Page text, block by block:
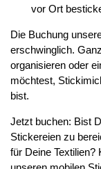
vor Ort
Die Buchung
erschwinglich.
organisieren oder
möchtest,
bist.
Jetzt buchen: Bist
Stickereien zu
für Deine